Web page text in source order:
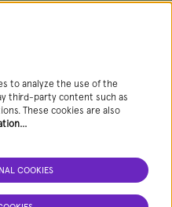
to analyze the use of the
third-party content such as
These cookies are also
COOKIES